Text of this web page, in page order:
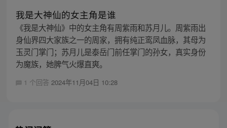
我是大神仙的女主角是谁
《我是大神仙》中的女主角有周紫雨和苏月儿。周紫雨出
身仙界四大家族之一的周家，拥有纯正鸾凤血脉，其母为
玉灵门掌门；苏月儿是泰岳门前任掌门的孙女，真实身份
为魔族，她脾气火爆直爽。
1 个回答 2024年11月04日 10:28